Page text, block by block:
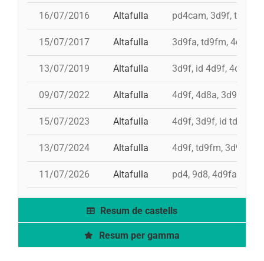
16/07/2016 Altafulla pd4cam, 3d9f,
15/07/2017 Altafulla 3d9fa, td9fm, 4d9f,
13/07/2019 Altafulla 3d9f, id 4d9f, 4d9f,
09/07/2022 Altafulla 4d9f, 4d8a, 3d9f,
15/07/2023 Altafulla 4d9f, 3d9f, id td9fm,
13/07/2024 Altafulla 4d9f, td9fm, 3d9f, id
11/07/2026 Altafulla pd4, 9d8, 4d9fa, id
Resum de castells
Resum per gamma